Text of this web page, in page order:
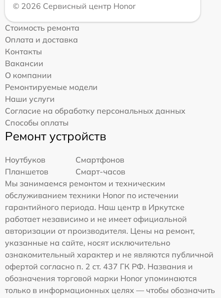
© 2026 Сервисный центр Honor
Стоимость ремонта
Оплата и доставка
Контакты
Вакансии
О компании
Ремонтируемые модели
Наши услуги
Согласие на обработку персональных данных
Способы оплаты
Ремонт устройств
Ноутбуков
Смартфонов
Планшетов
Смарт-часов
Мы занимаемся ремонтом и техническим
обслуживанием техники Honor по истечении
гарантийного периода. Наш центр в Иркутске
работает независимо и не имеет официальной
авторизации от производителя. Цены на ремонт,
указанные на сайте, носят исключительно
ознакомительный характер и не являются публичной
офертой согласно п. 2 ст. 437 ГК РФ. Названия и
обозначения торговой марки Honor упоминаются
только в информационных целях — чтобы обозначить